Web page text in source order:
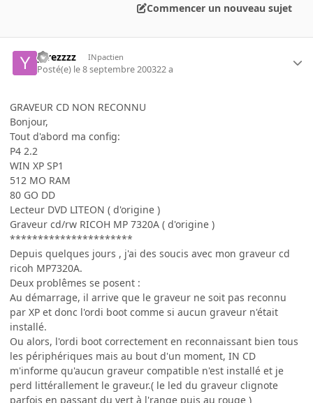
Commencer un nouveau sujet
ytrezzzz INpactien
Posté(e) le 8 septembre 200322 a
GRAVEUR CD NON RECONNU
Bonjour,
Tout d'abord ma config:
P4 2.2
WIN XP SP1
512 MO RAM
80 GO DD
Lecteur DVD LITEON ( d'origine )
Graveur cd/rw RICOH MP 7320A ( d'origine )
**********************
Depuis quelques jours , j'ai des soucis avec mon graveur cd
ricoh MP7320A.
Deux problêmes se posent :
Au démarrage, il arrive que le graveur ne soit pas reconnu
par XP et donc l'ordi boot comme si aucun graveur n'était
installé.
Ou alors, l'ordi boot correctement en reconnaissant bien tous
les périphériques mais au bout d'un moment, IN CD
m'informe qu'aucun graveur compatible n'est installé et je
perd littérallement le graveur.( le led du graveur clignote
parfois en passant du vert à l'range puis au rouge )